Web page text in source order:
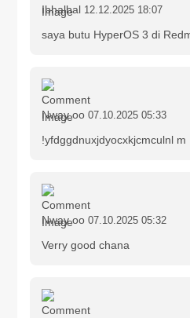
Ibhalbal 12.12.2025 18:07
saya butu HyperOS 3 di
Nway oo 07.10.2025 05:33
!yfdggdnuxjdyocxkjcmculnl m
Nway oo 07.10.2025 05:32
Verry good chana